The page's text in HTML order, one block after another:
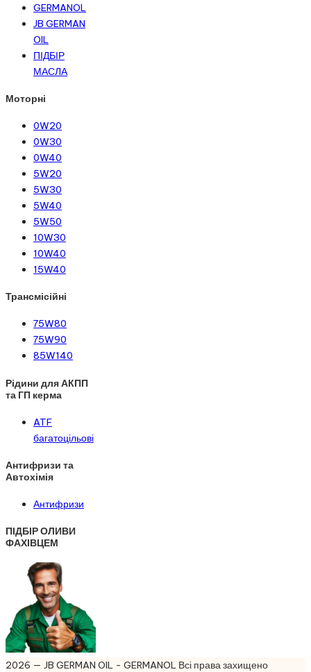
GERMANOL
JB GERMAN
OIL
ПІДБІР
МАСЛА
Моторні
0W20
0W30
0W40
5W20
5W30
5W40
5W50
10W30
10W40
15W40
Трансмісійні
75W80
75W90
85W140
Рідини для АКПП
та ГП керма
ATF
багатоцільові
Антифризи та
Автохімія
Антифризи
ПІДБІР ОЛИВИ
ФАХІВЦЕМ
2026 — JB GERMAN OIL - GERMANOL Всі права захищено